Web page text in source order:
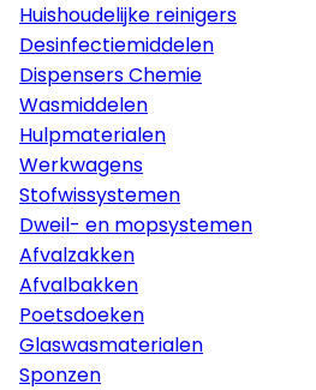
Huishoudelijke reinigers
Desinfectiemiddelen
Dispensers Chemie
Wasmiddelen
Hulpmaterialen
Werkwagens
Stofwissystemen
Dweil- en mopsystemen
Afvalzakken
Afvalbakken
Poetsdoeken
Glaswasmaterialen
Sponzen